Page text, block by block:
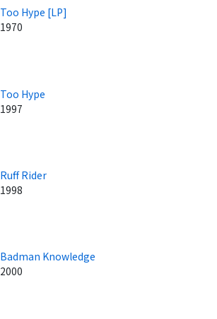
Too Hype [LP]
1970
Too Hype
1997
Ruff Rider
1998
Badman Knowledge
2000